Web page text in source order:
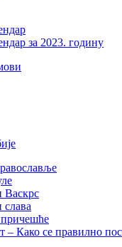
за 2023. годину
Васкрс
слава
причешће
– Како се правилно